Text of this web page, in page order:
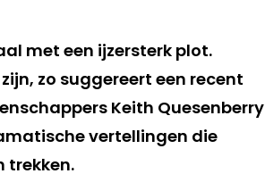
met een ijzersterk plot.
zo suggereert een recent
Keith Quesenberry
vertellingen die
trekken.